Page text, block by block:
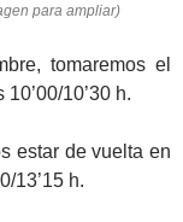
para ampliar)
tomaremos el
10’30 h.
estar de vuelta en
13’15 h.